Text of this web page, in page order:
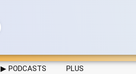
▶ PODCASTS PLUS